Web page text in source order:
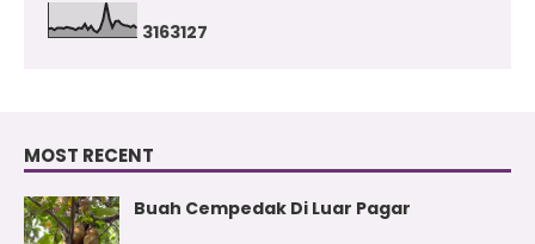
3163127
MOST RECENT
Buah Cempedak Di Luar Pagar